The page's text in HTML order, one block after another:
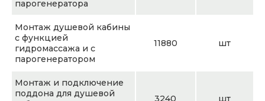
парогенератора
Монтаж душевой кабины
с функцией
гидромассажа и с
парогенератором
11880 шт
Монтаж и подключение
поддона для душевой
3240 шт